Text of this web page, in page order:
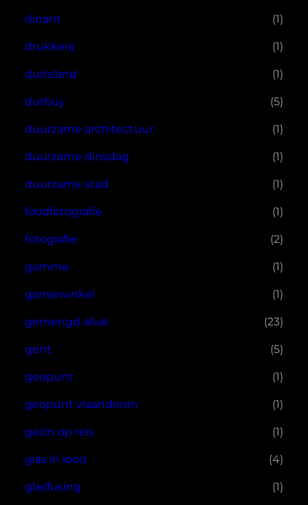
dinant (1)
drukkerij (1)
duitsland (1)
durbuy (5)
duurzame architectuur (1)
duurzame dinsdag (1)
duurzame stad (1)
foodfotografie (1)
fotografie (2)
gamma (1)
gansewinkel (1)
gemengd afval (23)
gent (5)
geopunt (1)
geopunt vlaanderen (1)
gezin op reis (1)
glas in lood (4)
glasfusing (1)